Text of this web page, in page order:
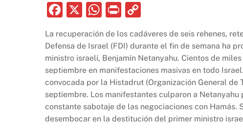
F
c
e
b
o
o
k
X
W
at
s
A
p
p
P
nt p
y
Li
n
k
La recuperación de los cadáveres de seis rehenes,
Defensa de Israel (FDI) durante el fin de semana ha
ministro israelí, Benjamín Netanyahu. Cientos de
septiembre en manifestaciones masivas en todo
convocada por la Histadrut (Organización General
septiembre. Los manifestantes culparon a
constante sabotaje de las negociaciones con
desembocar en la destitución del primer ministro